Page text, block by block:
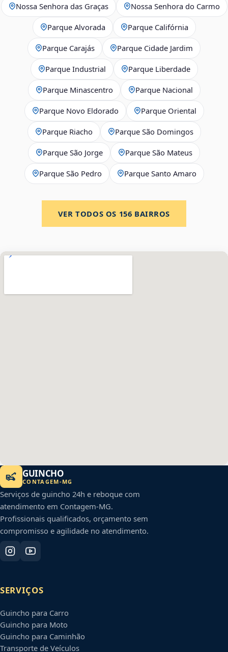
Nossa Senhora das Graças Nossa Senhora do Carmo
Parque Alvorada Parque Califórnia
Parque Carajás Parque Cidade Jardim
Parque Industrial Parque Liberdade
Parque Minascentro Parque Nacional
Parque Novo Eldorado Parque Oriental
Parque Riacho Parque São Domingos
Parque São Jorge Parque São Mateus
Parque São Pedro Parque Santo Amaro
VER TODOS OS 156 BAIRROS
GUINCHO
CONTAGEM-MG
Serviços de guincho 24h e reboque com
atendimento em Contagem-MG.
Profissionais qualificados, orçamento sem
compromisso e agilidade no atendimento.
SERVIÇOS
Guincho para Carro
Guincho para Moto
Guincho para Caminhão
Transporte de Veículos